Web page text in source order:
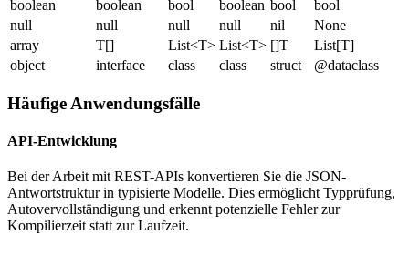
boolean
boolean bool boolean bool
bool
null
null null null nil
None
array
T[] List<T> List<T> []T
List[T]
object
interface class class struct @dataclass
Häufige Anwendungsfälle
API-Entwicklung
Bei der Arbeit mit REST-APIs konvertieren Sie die JSON-
Antwortstruktur in typisierte Modelle. Dies ermöglicht Typprüfung,
Autovervollständigung und erkennt potenzielle Fehler zur
Kompilierzeit statt zur Laufzeit.